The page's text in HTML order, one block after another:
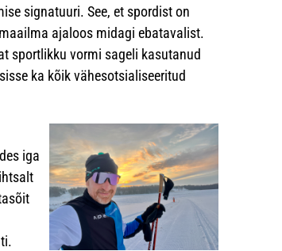
signatuuri. See, et spordist on
ajaloos midagi ebatavalist.
sportlikku vormi sageli kasutanud
ka kõik vähesotsialiseeritud
iga